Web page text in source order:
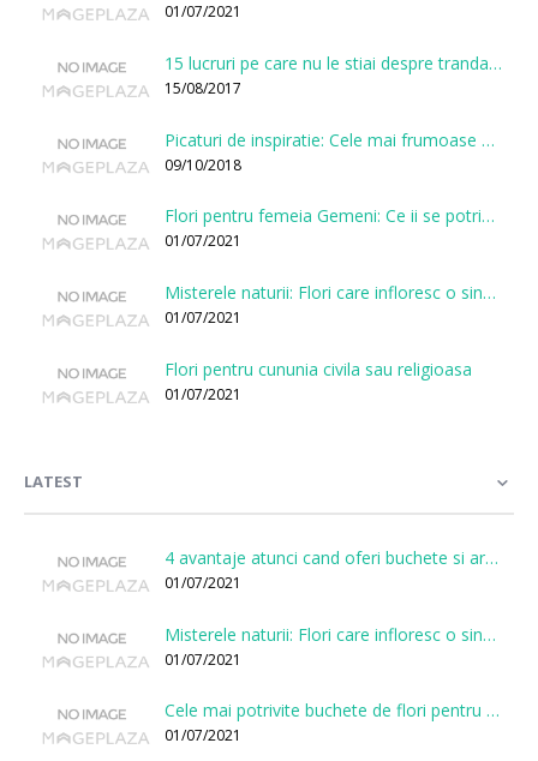
01/07/2021
15 lucruri pe care nu le stiai despre trandafiri
15/08/2017
Picaturi de inspiratie: Cele mai frumoase citate despre flori
09/10/2018
Flori pentru femeia Gemeni: Ce ii se potriveste, ce ii poarta noroc si ce o caracterizeaza?
01/07/2021
Misterele naturii: Flori care infloresc o singura data la cateva sute de ani
01/07/2021
Flori pentru cununia civila sau religioasa
01/07/2021
LATEST
4 avantaje atunci cand oferi buchete si aranjamente printr-o florarie online
01/07/2021
Misterele naturii: Flori care infloresc o singura data la cateva sute de ani
01/07/2021
Cele mai potrivite buchete de flori pentru onomastici
01/07/2021